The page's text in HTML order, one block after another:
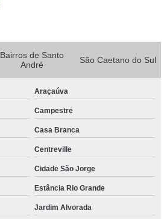
Bairros de Santo
André
São Caetano do Sul
Araçaúva
Campestre
Casa Branca
Centreville
Cidade São Jorge
Estância Rio Grande
Jardim Alvorada